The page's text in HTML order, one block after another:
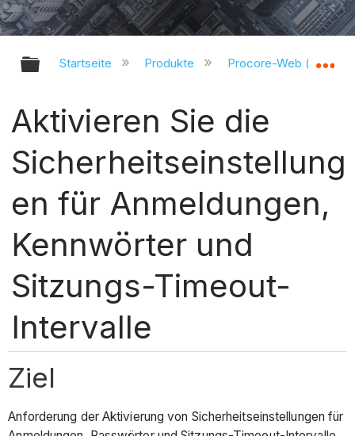
Globale Hierarchie auf- und
Startseite Produkte Procore-Web
Aktivieren Sie die
Sicherheitseinstellung
en für Anmeldungen,
Kennwörter und
Sitzungs-Timeout-
Intervalle
Ziel
Anforderung der Aktivierung von Sicherheitseinstellungen für